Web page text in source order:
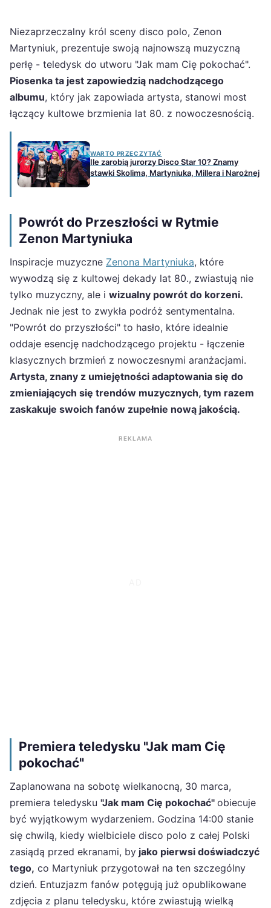
Niezaprzeczalny król sceny disco polo, Zenon
Martyniuk, prezentuje swoją najnowszą muzyczną
perłę - teledysk do utworu "Jak mam Cię pokochać".
Piosenka ta jest zapowiedzią nadchodzącego
albumu, który jak zapowiada artysta, stanowi most
łączący kultowe brzmienia lat 80. z nowoczesnością.
WARTO PRZECZYTAĆ
Ile zarobią jurorzy Disco Star 10? Znamy
stawki Skolima, Martyniuka, Millera i Narożnej
Powrót do Przeszłości w Rytmie
Zenon Martyniuka
Inspiracje muzyczne Zenona Martyniuka, które
wywodzą się z kultowej dekady lat 80., zwiastują nie
tylko muzyczny, ale i wizualny powrót do korzeni.
Jednak nie jest to zwykła podróż sentymentalna.
"Powrót do przyszłości" to hasło, które idealnie
oddaje esencję nadchodzącego projektu - łączenie
klasycznych brzmień z nowoczesnymi aranżacjami.
Artysta, znany z umiejętności adaptowania się do
zmieniających się trendów muzycznych, tym razem
zaskakuje swoich fanów zupełnie nową jakością.
REKLAMA
Premiera teledysku "Jak mam Cię
pokochać"
Zaplanowana na sobotę wielkanocną, 30 marca,
premiera teledysku "Jak mam Cię pokochać" obiecuje
być wyjątkowym wydarzeniem. Godzina 14:00 stanie
się chwilą, kiedy wielbiciele disco polo z całej Polski
zasiądą przed ekranami, by jako pierwsi doświadczyć
tego, co Martyniuk przygotował na ten szczególny
dzień. Entuzjazm fanów potęgują już opublikowane
zdjęcia z planu teledysku, które zwiastują wielką